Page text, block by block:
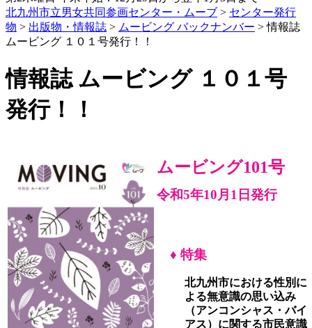
北九州市立男女共同参画センター・ムーブ > センター発行
物 > 出版物・情報誌 > ムービング バックナンバー > 情報誌
ムービング １０１号発行！！
情報誌 ムービング １０１号
発行！！
ムービング101号
令和5年10月 1 日発行
♦ 特集
北九州市における性別に
よる無意識の思い込み
（アンコンシャス・バイ
アス）に関する市民意識